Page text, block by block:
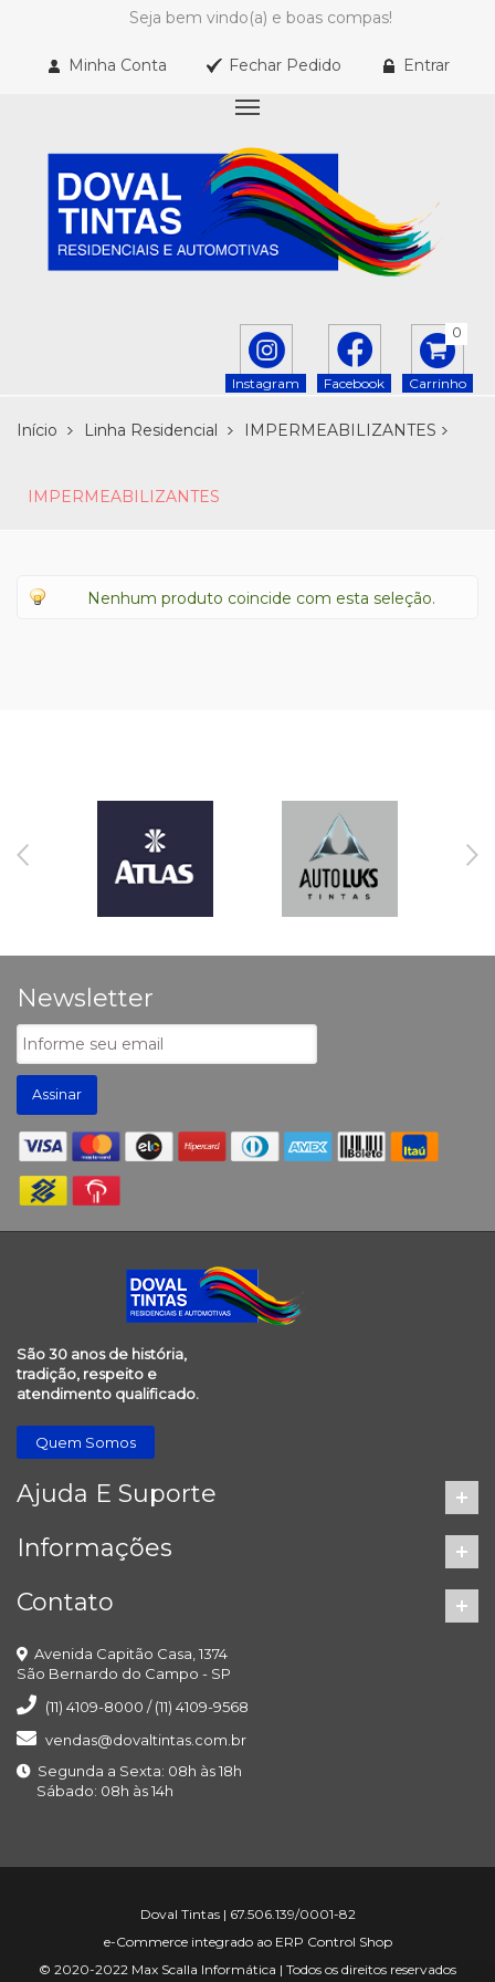
Seja bem vindo(a) e boas compas!
Minha Conta Fechar Pedido Entrar
Carrinho
0
Facebook
Instagram
Início Linha Residencial IMPERMEABILIZANTES
IMPERMEABILIZANTES
Nenhum produto coincide com esta seleção.
Newsletter
Assinar
São 30 anos de história,
tradição, respeito e
atendimento qualificado.
Quem Somos
Ajuda E Suporte
Informações
Contato
Avenida Capitão Casa, 1374
São Bernardo do Campo - SP
(11) 4109-8000 / (11) 4109-9568
vendas@dovaltintas.com.br
Segunda a Sexta: 08h às 18h
Sábado: 08h às 14h
Doval Tintas | 67.506.139/0001-82
e-Commerce integrado ao ERP Control Shop
© 2020-2022 Max Scalla Informática | Todos os direitos reservados